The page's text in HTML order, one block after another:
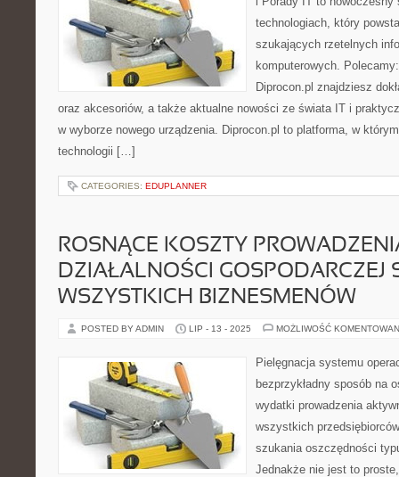
technologiach, który
szukających rzetelnych
komputerowych.
Diprocon.pl znajdziesz
oraz akcesoriów, a także aktualne nowości ze świata IT i
w wyborze nowego urządzenia. Diprocon.pl to platforma, w
technologii […]
CATEGORIES: EDUPLANNER
ROSNĄCE KOSZTY
DZIAŁALNOŚCI GOSPODARCZEJ
WSZYSTKICH BIZNESMENÓW
POSTED BY ADMIN LIP - 13 - 2025 MOŻLIWOŚĆ
Pielęgnacja systemu
bezprzykładny sposób na
wydatki prowadzenia
wszystkich
szukania oszczędności
Jednakże nie jest to